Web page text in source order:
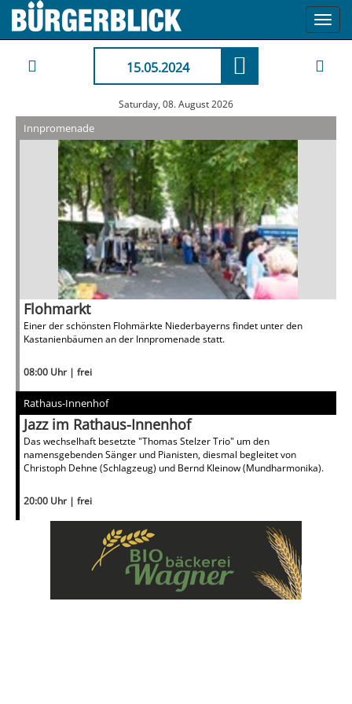
15.05.2024
Saturday, 08. August 2026
Innpromenade
Flohmarkt
Einer der schönsten Flohmärkte Niederbayerns findet unter den
Kastanienbäumen an der Innpromenade statt.
08:00 Uhr | frei
Rathaus-Innenhof
Jazz im Rathaus-Innenhof
Das wechselhaft besetzte "Thomas Stelzer Trio" um den
namensgebenden Sänger und Pianisten, diesmal begleitet von
Christoph Dehne (Schlagzeug) und Bernd Kleinow (Mundharmonika).
20:00 Uhr | frei